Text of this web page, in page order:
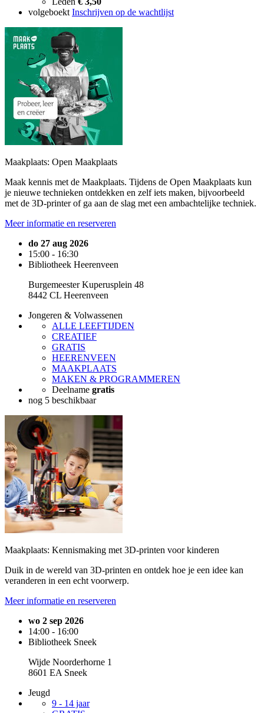
volgeboekt Inschrijven op de wachtlijst
Maakplaats: Open Maakplaats
Maak kennis met de Maakplaats. Tijdens de Open Maakplaats kun
je nieuwe technieken ontdekken en zelf iets maken, bijvoorbeeld
met de 3D-printer of ga aan de slag met een ambachtelijke techniek.
Meer informatie en reserveren
do 27 aug 2026
15:00 - 16:30
Bibliotheek Heerenveen
Burgemeester Kuperusplein 48
8442 CL Heerenveen
Jongeren & Volwassenen
ALLE LEEFTIJDEN
CREATIEF
GRATIS
HEERENVEEN
MAAKPLAATS
MAKEN & PROGRAMMEREN
Deelname gratis
nog 5 beschikbaar
Maakplaats: Kennismaking met 3D-printen voor kinderen
Duik in de wereld van 3D-printen en ontdek hoe je een idee kan
veranderen in een echt voorwerp.
Meer informatie en reserveren
wo 2 sep 2026
14:00 - 16:00
Bibliotheek Sneek
Wijde Noorderhorne 1
8601 EA Sneek
Jeugd
9 - 14 jaar